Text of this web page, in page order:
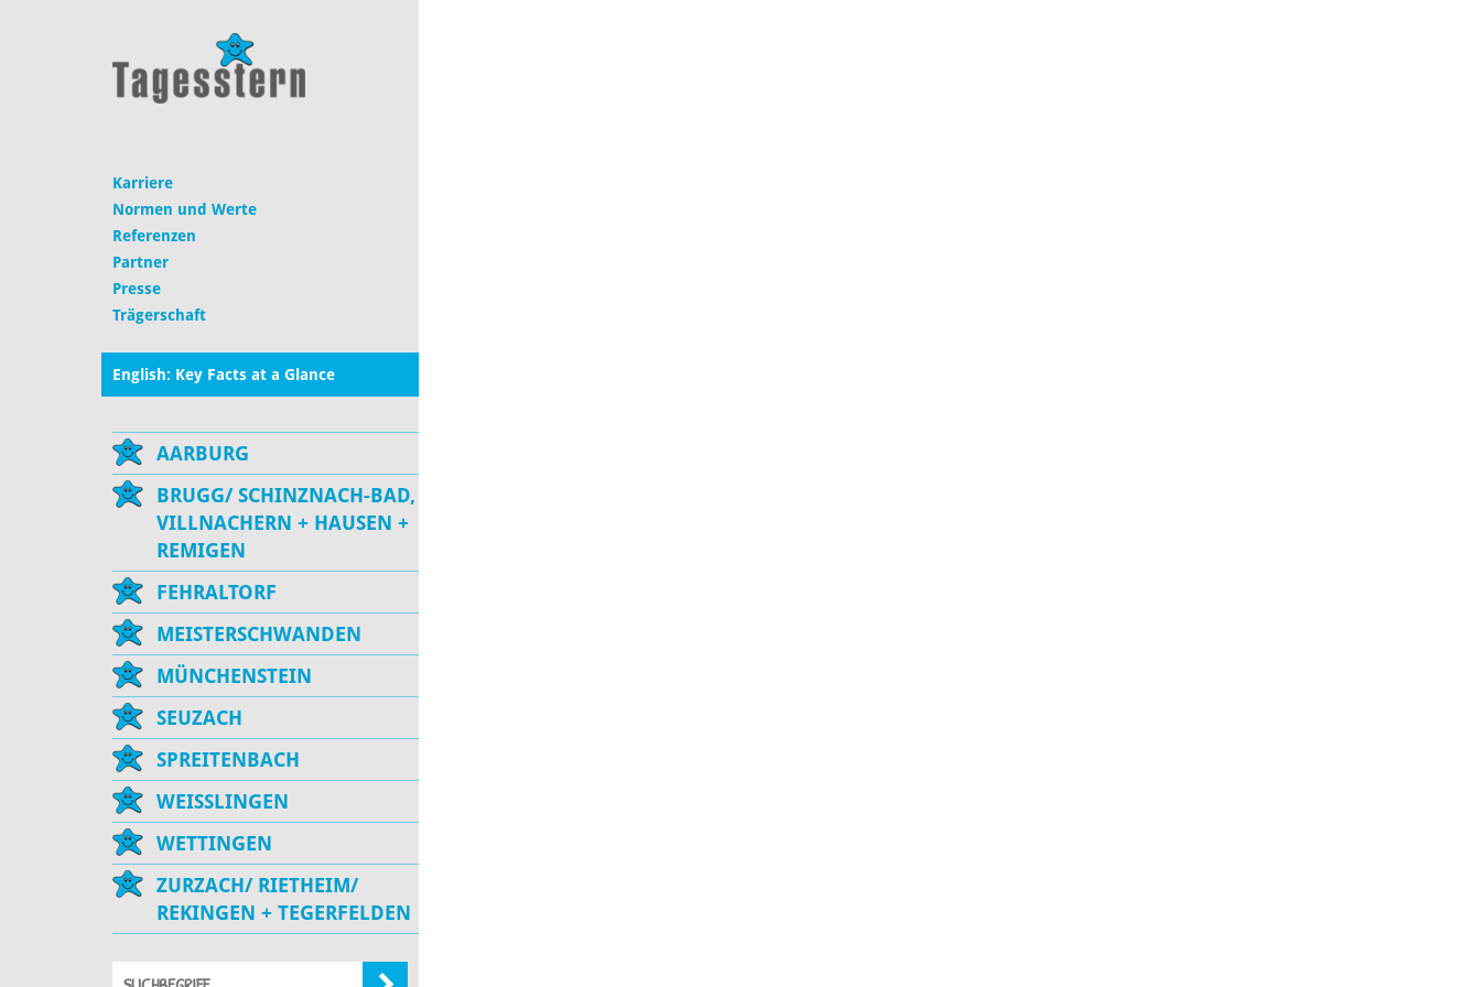
Karriere
Normen und Werte
Referenzen
Partner
Presse
Trägerschaft
English: Key Facts at a Glance
AARBURG
BRUGG/ SCHINZNACH-BAD,
VILLNACHERN + HAUSEN +
REMIGEN
FEHRALTORF
MEISTERSCHWANDEN
MÜNCHENSTEIN
SEUZACH
SPREITENBACH
WEISSLINGEN
WETTINGEN
ZURZACH/ RIETHEIM/
REKINGEN + TEGERFELDEN